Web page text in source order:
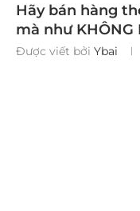
Hãy bán hàng
mà như KHÔNG
Được viết bởi Ybai